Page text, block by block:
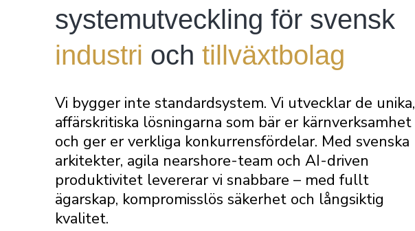
systemutveckling för svensk
industri och tillväxtbolag
Vi bygger inte standardsystem. Vi utvecklar de unika,
affärskritiska lösningarna som bär er kärnverksamhet
och ger er verkliga konkurrensfördelar. Med svenska
arkitekter, agila nearshore-team och AI-driven
produktivitet levererar vi snabbare – med fullt
ägarskap, kompromisslös säkerhet och långsiktig
kvalitet.